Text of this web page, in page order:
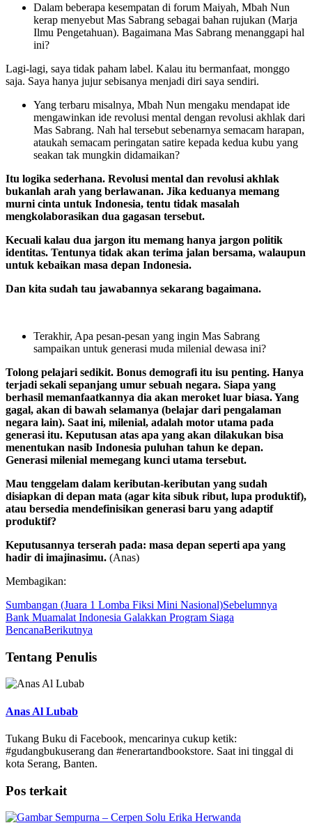
Dalam beberapa kesempatan di forum Maiyah, Mbah Nun
kerap menyebut Mas Sabrang sebagai bahan rujukan (Marja
Ilmu Pengetahuan). Bagaimana Mas Sabrang menanggapi hal
ini?
Lagi-lagi, saya tidak paham label. Kalau itu bermanfaat, monggo
saja. Saya hanya jujur sebisanya menjadi diri saya sendiri.
Yang terbaru misalnya, Mbah Nun mengaku mendapat ide
mengawinkan ide revolusi mental dengan revolusi akhlak dari
Mas Sabrang. Nah hal tersebut sebenarnya semacam harapan,
ataukah semacam peringatan satire kepada kedua kubu yang
seakan tak mungkin didamaikan?
Itu logika sederhana. Revolusi mental dan revolusi akhlak
bukanlah arah yang berlawanan. Jika keduanya memang
murni cinta untuk Indonesia, tentu tidak masalah
mengkolaborasikan dua gagasan tersebut.
Kecuali kalau dua jargon itu memang hanya jargon politik
identitas. Tentunya tidak akan terima jalan bersama, walaupun
untuk kebaikan masa depan Indonesia.
Dan kita sudah tau jawabannya sekarang bagaimana.
Terakhir, Apa pesan-pesan yang ingin Mas Sabrang
sampaikan untuk generasi muda milenial dewasa ini?
Tolong pelajari sedikit. Bonus demografi itu isu penting. Hanya
terjadi sekali sepanjang umur sebuah negara. Siapa yang
berhasil memanfaatkannya dia akan meroket luar biasa. Yang
gagal, akan di bawah selamanya (belajar dari pengalaman
negara lain). Saat ini, milenial, adalah motor utama pada
generasi itu. Keputusan atas apa yang akan dilakukan bisa
menentukan nasib Indonesia puluhan tahun ke depan.
Generasi milenial memegang kunci utama tersebut.
Mau tenggelam dalam keributan-keributan yang sudah
disiapkan di depan mata (agar kita sibuk ribut, lupa produktif),
atau bersedia mendefinisikan generasi baru yang adaptif
produktif?
Keputusannya terserah pada: masa depan seperti apa yang
hadir di imajinasimu. (Anas)
Membagikan:
Sumbangan (Juara 1 Lomba Fiksi Mini Nasional)Sebelumnya
Bank Muamalat Indonesia Galakkan Program Siaga
BencanaBerikutnya
Tentang Penulis
Anas Al Lubab
Tukang Buku di Facebook, mencarinya cukup ketik:
#gudangbukuserang dan #enerartandbookstore. Saat ini tinggal di
kota Serang, Banten.
Pos terkait